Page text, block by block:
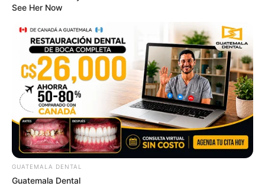
Arthrologist Begs To Stop Buying Knee Braces -
Do This Instead
FORGE BODY
See Her Now
GUATEMALA DENTAL
Guatemala Dental